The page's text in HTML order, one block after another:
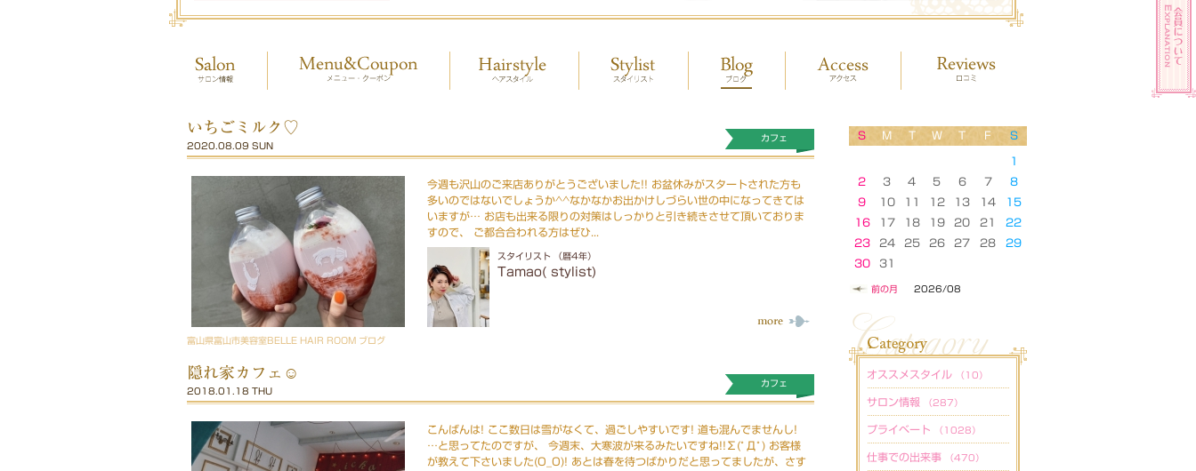
いちごミルク♡
2020.08.09 SUN
カフェ
今週も沢山のご来店ありがとうございました!! お盆休みがスタートされた方も
多いのではないでしょうか^^なかなかお出かけしづらい世の中になってきては
いますが… お店も出来る限りの対策はしっかりと引き続きさせて頂いておりま
すので、 ご都合合われる方はぜひ...
スタイリスト （暦4年）
Tamao( stylist)
富山県富山市美容室BELLE HAIR ROOM ブログ
隠れ家カフェ☺︎
2018.01.18 THU
カフェ
こんばんは! ここ数日は雪がなくて、過ごしやすいです! 道も混んでませんし!
…と思ってたのですが、 今週末、大寒波が来るみたいですね!!∑(ﾟДﾟ) お客様
が教えて下さいました(O_O)! あとは春を待つばかりだと思ってましたが、さす
前の月 2026/08
S M T W T F S
1
2
3 4 5 6 7
8
9
10 11 12 13 14
15
16
17 18 19 20 21
22
23
24 25 26 27 28
29
30
31
オススメスタイル （10）
サロン情報 （287）
プライベート （1028）
仕事での出来事 （470）